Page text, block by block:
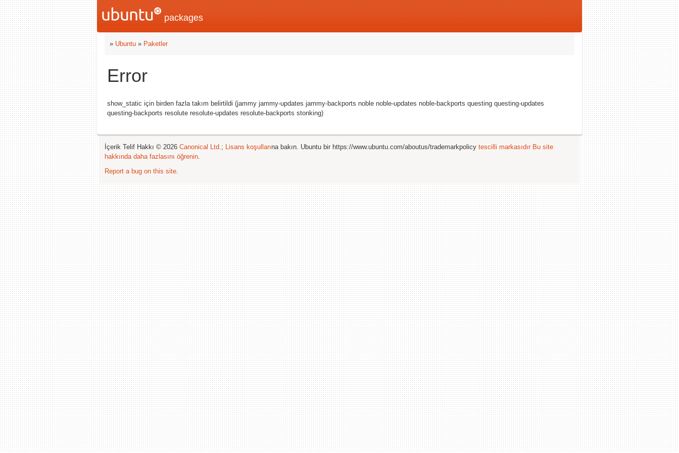
packages
» Ubuntu » Paketler
Error
show_static için birden fazla takım belirtildi (jammy jammy-updates jammy-backports noble noble-updates noble-backports questing questing-updates
questing-backports resolute resolute-updates resolute-backports stonking)
İçerik Telif Hakkı © 2026 Canonical Ltd.; Lisans koşullarına bakın. Ubuntu bir https://www.ubuntu.com/aboutus/trademarkpolicy tescilli markasıdır Bu site
hakkında daha fazlasını öğrenin.
Report a bug on this site.